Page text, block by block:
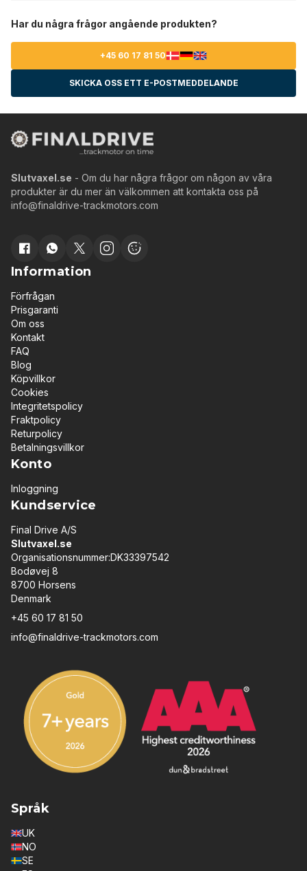
Har du några frågor angående produkten?
+45 60 17 81 50
SKICKA OSS ETT E-POSTMEDDELANDE
Slutvaxel.se - Om du har några frågor om någon av våra
produkter är du mer än välkommen att kontakta oss på
info@finaldrive-trackmotors.com
Information
Förfrågan
Prisgaranti
Om oss
Kontakt
FAQ
Blog
Köpvillkor
Cookies
Integritetspolicy
Fraktpolicy
Returpolicy
Betalningsvillkor
Konto
Inloggning
Kundservice
Final Drive A/S
Slutvaxel.se
Organisationsnummer:DK33397542
Bodøvej 8
8700 Horsens
Denmark
+45 60 17 81 50
info@finaldrive-trackmotors.com
Språk
UK
NO
SE